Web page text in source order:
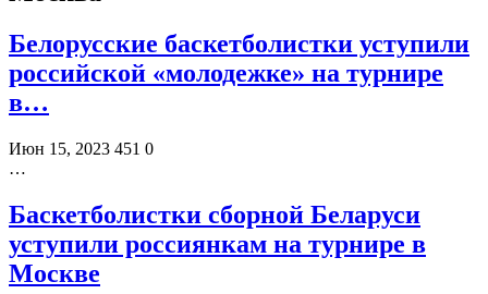
Белорусские баскетболистки уступили
российской «молодежке» на турнире
в…
Июн 15, 2023 451 0
…
Баскетболистки сборной Беларуси
уступили россиянкам на турнире в
Москве